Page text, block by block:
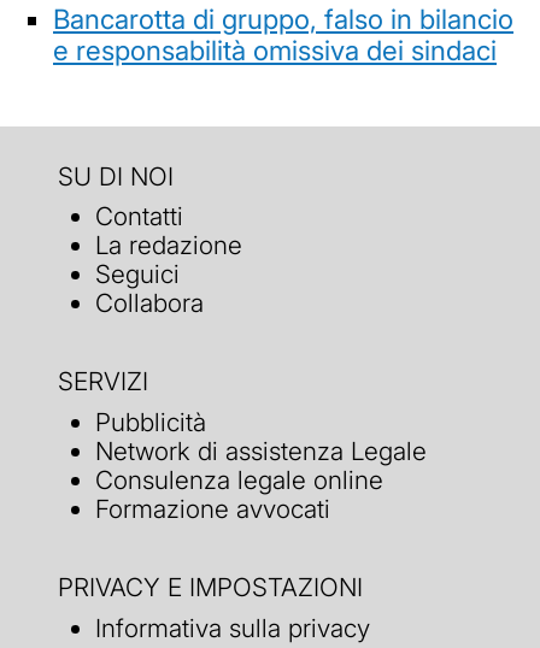
Bancarotta di gruppo, falso in bilancio
e responsabilità omissiva dei sindaci
SU DI NOI
Contatti
La redazione
Seguici
Collabora
SERVIZI
Pubblicità
Network di assistenza Legale
Consulenza legale online
Formazione avvocati
PRIVACY E IMPOSTAZIONI
Informativa sulla privacy